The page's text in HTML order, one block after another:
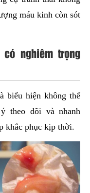
máu kinh còn sót
nghiêm trọng
biểu hiện không thể
theo dõi và nhanh
khắc phục kịp thời.